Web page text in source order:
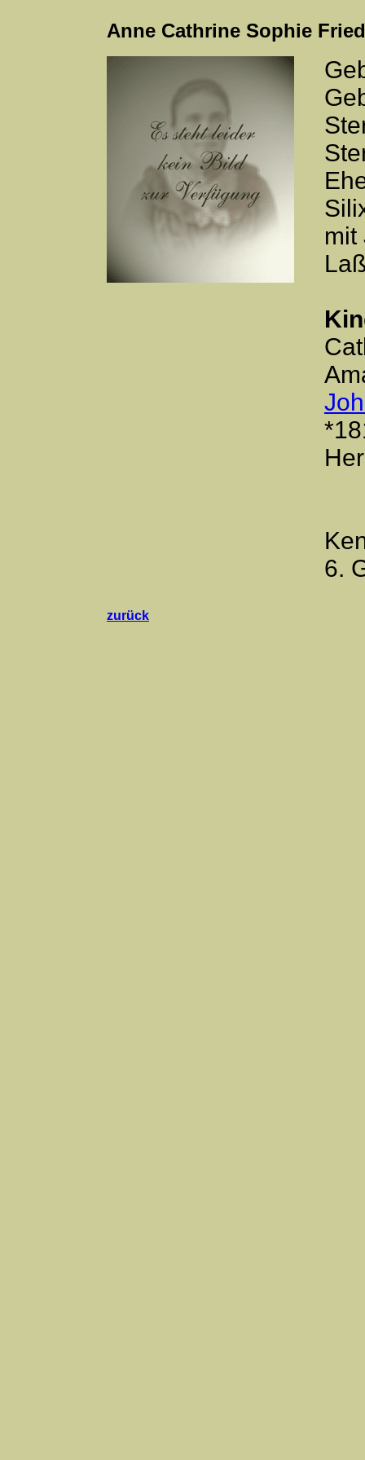
Anne Cathrine Sophie
mit
6.
zurück